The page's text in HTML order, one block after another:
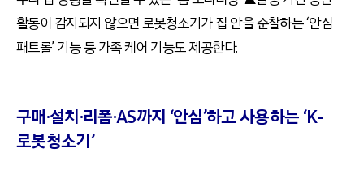
활동이 감지되지 않으면 로봇청소기가 집 안을 순찰하는 ‘안심
패트롤’ 기능 등 가족 케어 기능도 제공한다.
구매·설치·리폼·AS까지 ‘안심’하고 사용하는 ‘K-
로봇청소기’